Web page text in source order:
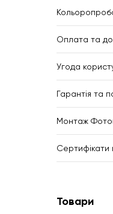
Оплата та
Угода
Гарантія та
Монтаж
Сертифікати
Товари